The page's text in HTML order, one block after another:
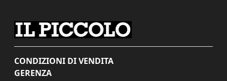
CONDIZIONI DI VENDITA
GERENZA